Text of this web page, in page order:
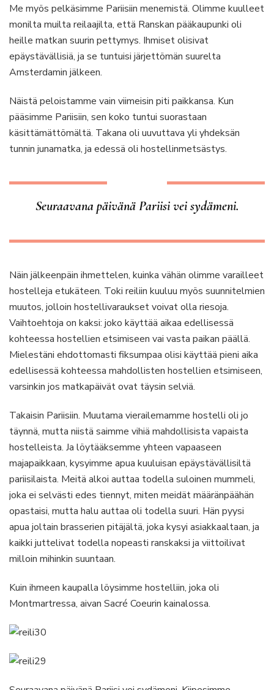
Me myös pelkäsimme Pariisiin menemistä. Olimme kuulleet
monilta muilta reilaajilta, että Ranskan pääkaupunki oli
heille matkan suurin pettymys. Ihmiset olisivat
epäystävällisiä, ja se tuntuisi järjettömän suurelta
Amsterdamin jälkeen.
Näistä peloistamme vain viimeisin piti paikkansa. Kun
pääsimme Pariisiin, sen koko tuntui suorastaan
käsittämättömältä. Takana oli uuvuttava yli yhdeksän
tunnin junamatka, ja edessä oli hostellinmetsästys.
Seuraavana päivänä Pariisi vei sydämeni.
Näin jälkeenpäin ihmettelen, kuinka vähän olimme varailleet
hostelleja etukäteen. Toki reiliin kuuluu myös suunnitelmien
muutos, jolloin hostellivaraukset voivat olla riesoja.
Vaihtoehtoja on kaksi: joko käyttää aikaa edellisessä
kohteessa hostellien etsimiseen vai vasta paikan päällä.
Mielestäni ehdottomasti fiksumpaa olisi käyttää pieni aika
edellisessä kohteessa mahdollisten hostellien etsimiseen,
varsinkin jos matkapäivät ovat täysin selviä.
Takaisin Pariisiin. Muutama vierailemamme hostelli oli jo
täynnä, mutta niistä saimme vihiä mahdollisista vapaista
hostelleista. Ja löytääksemme yhteen vapaaseen
majapaikkaan, kysyimme apua kuuluisan epäystävällisiltä
pariisilaista. Meitä alkoi auttaa todella suloinen mummeli,
joka ei selvästi edes tiennyt, miten meidät määränpäähän
opastaisi, mutta halu auttaa oli todella suuri. Hän pyysi
apua joltain brasserien pitäjältä, joka kysyi asiakkaaltaan, ja
kaikki juttelivat todella nopeasti ranskaksi ja viittoilivat
milloin mihinkin suuntaan.
Kuin ihmeen kaupalla löysimme hostelliin, joka oli
Montmartressa, aivan Sacré Coeurin kainalossa.